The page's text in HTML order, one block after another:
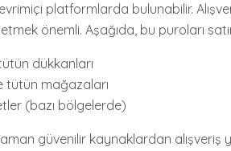
platformlarda bulunabilir.
önemli. Aşağıda, bu puroları
dükkanları
tütün mağazaları
(bazı bölgelerde)
güvenilir kaynaklardan alışveriş